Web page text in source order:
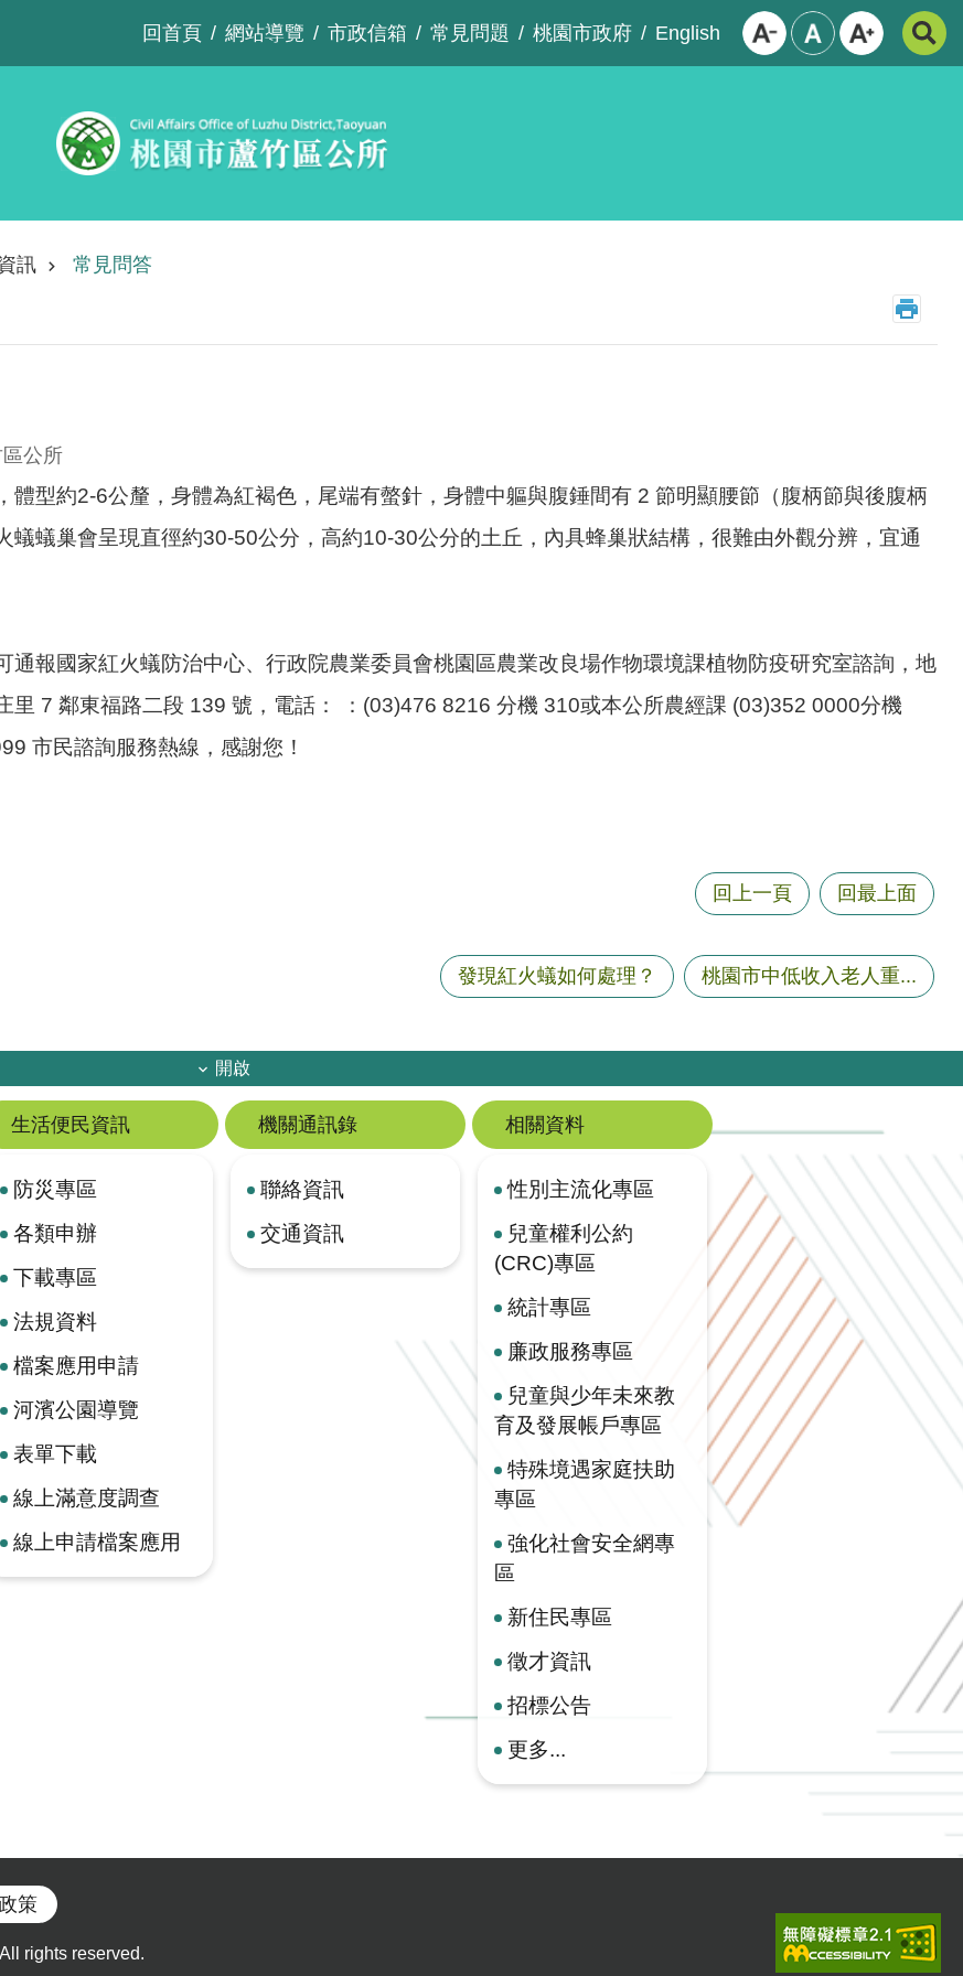
回首頁 網站導覽 市政信箱 常見問題 桃園市政府 English
訊 常見問答
公所
體型約2-6公釐，身體為紅褐色，尾端有螫針，身體中軀與腹錘間有 2 節明顯腰節（腹柄節與後腹柄
蟻蟻巢會呈現直徑約30-50公分，高約10-30公分的土丘，內具蜂巢狀結構，很難由外觀分辨，宜通
通報國家紅火蟻防治中心、行政院農業委員會桃園區農業改良場作物環境課植物防疫研究室諮詢，地
里 7 鄰東福路二段 139 號，電話： ：(03)476 8216 分機 310或本公所農經課 (03)352 0000分機
市民諮詢服務熱線，感謝您！
回上一頁 回最上面
發現紅火蟻如何處理？ 桃園市中低收入老人重...
開啟
生活便民資訊
防災專區
各類申辦
下載專區
法規資料
檔案應用申請
河濱公園導覽
表單下載
線上滿意度調查
線上申請檔案應用
機關通訊錄
聯絡資訊
交通資訊
相關資料
性別主流化專區
兒童權利公約
(CRC)專區
統計專區
廉政服務專區
兒童與少年未來教
育及發展帳戶專區
特殊境遇家庭扶助
專區
強化社會安全網專
區
新住民專區
徵才資訊
招標公告
更多...
策
rights reserved.